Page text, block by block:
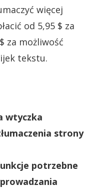
więcej
od 5,95 $ za
za możliwość
tekstu.
wtyczka
strony
potrzebne